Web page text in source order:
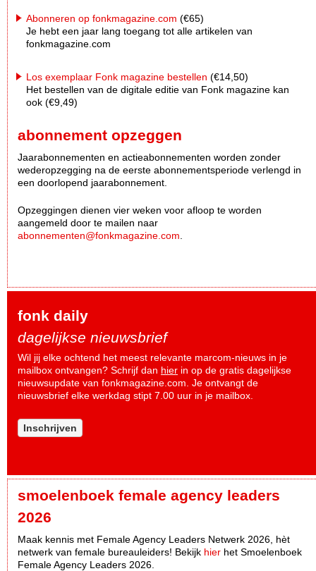
Abonneren op fonkmagazine.com (€65)
Je hebt een jaar lang toegang tot alle artikelen van
fonkmagazine.com
Los exemplaar Fonk magazine bestellen (€14,50)
Het bestellen van de digitale editie van Fonk magazine kan
ook (€9,49)
abonnement opzeggen
Jaarabonnementen en actieabonnementen worden zonder
wederopzegging na de eerste abonnementsperiode verlengd in
een doorlopend jaarabonnement.
Opzeggingen dienen vier weken voor afloop te worden
aangemeld door te mailen naar
abonnementen@fonkmagazine.com.
fonk daily
dagelijkse nieuwsbrief
Wil jij elke ochtend het meest relevante marcom-nieuws in je
mailbox ontvangen? Schrijf dan hier in op de gratis dagelijkse
nieuwsupdate van fonkmagazine.com. Je ontvangt de
nieuwsbrief elke werkdag stipt 7.00 uur in je mailbox.
Inschrijven
smoelenboek female agency leaders
2026
Maak kennis met Female Agency Leaders Netwerk 2026, hèt
netwerk van female bureauleiders! Bekijk hier het Smoelenboek
Female Agency Leaders 2026.